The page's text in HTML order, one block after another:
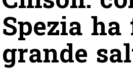
Spezia
grande